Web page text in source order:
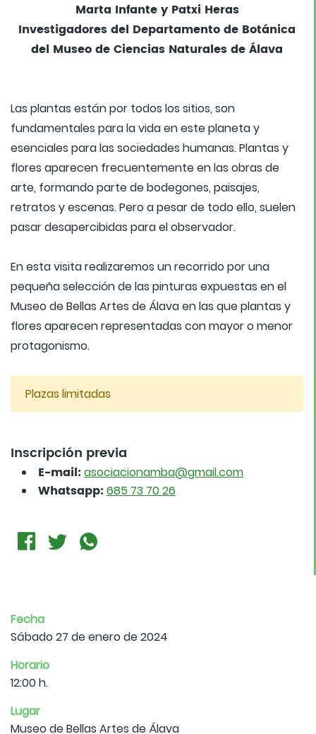
Marta Infante y Patxi Heras
Investigadores del Departamento de Botánica
del Museo de Ciencias Naturales de Álava
Las plantas están por todos los sitios, son
fundamentales para la vida en este planeta y
esenciales para las sociedades humanas. Plantas y
flores aparecen frecuentemente en las obras de
arte, formando parte de bodegones, paisajes,
retratos y escenas. Pero a pesar de todo ello, suelen
pasar desapercibidas para el observador.
En esta visita realizaremos un recorrido por una
pequeña selección de las pinturas expuestas en el
Museo de Bellas Artes de Álava en las que plantas y
flores aparecen representadas con mayor o menor
protagonismo.
Plazas limitadas
Inscripción previa
E-mail: asociacionamba@gmail.com
Whatsapp: 685 73 70 26
Fecha
Sábado 27 de enero de 2024
Horario
12:00 h.
Lugar
Museo de Bellas Artes de Álava